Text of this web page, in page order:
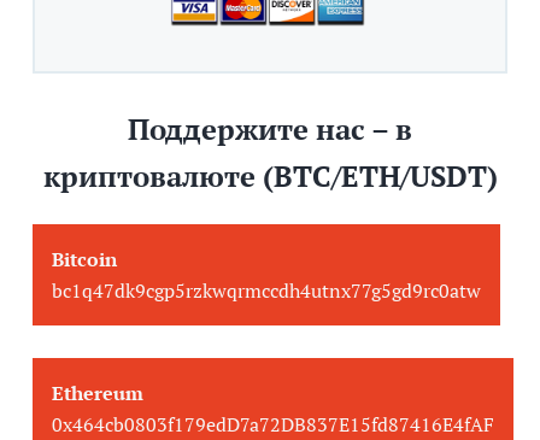
Поддержите нас – в
криптовалюте (BTC/ETH/USDT)
Bitcoin
bc1q47dk9cgp5rzkwqrmccdh4utnx77g5gd9rc0atw
Ethereum
0x464cb0803f179edD7a72DB837E15fd87416E4fAF